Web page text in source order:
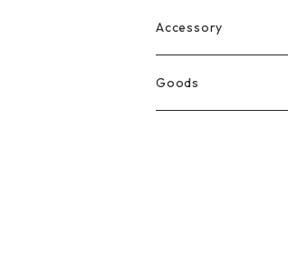
Select
ウェリントン
スクエア
All
Tee
Accessory
Ring
Goods